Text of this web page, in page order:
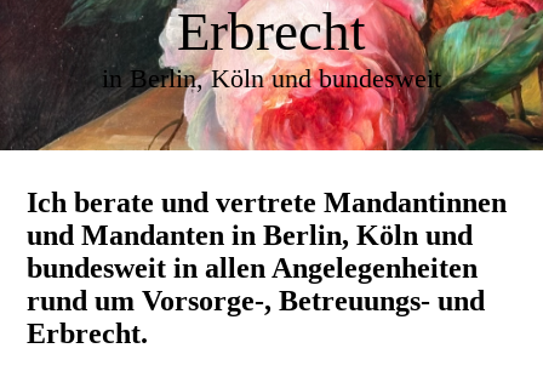
Erbrecht
in Berlin, Köln und bundesweit
Ich berate und vertrete Mandantinnen
und Mandanten in Berlin, Köln und
bundesweit in allen Angelegenheiten
rund um Vorsorge-, Betreuungs- und
Erbrecht.